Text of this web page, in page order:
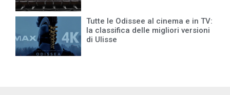
Tutte le Odissee al cinema e in TV:
la classifica delle migliori versioni
di Ulisse